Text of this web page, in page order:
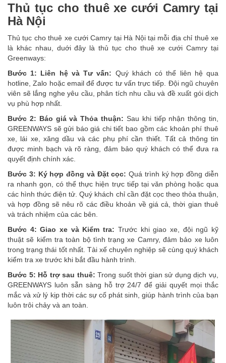
Thủ tục cho thuê xe cưới Camry tại
Hà Nội
Thủ tục cho thuê xe cưới Camry tại Hà Nội tại mỗi địa chỉ thuê xe
là khác nhau, duới đây là thủ tục cho thuê xe cưới Camry tại
Greenways:
Bước 1: Liên hệ và Tư vấn: Quý khách có thể liên hệ qua
hotline, Zalo hoặc email để được tư vấn trực tiếp. Đội ngũ chuyên
viên sẽ lắng nghe yêu cầu, phân tích nhu cầu và đề xuất gói dịch
vụ phù hợp nhất.
Bước 2: Báo giá và Thỏa thuận: Sau khi tiếp nhận thông tin,
GREENWAYS sẽ gửi báo giá chi tiết bao gồm các khoản phí thuê
xe, lái xe, xăng dầu và các phụ phí cần thiết. Tất cả thông tin
được minh bạch và rõ ràng, đảm bảo quý khách có thể đưa ra
quyết định chính xác.
Bước 3: Ký hợp đồng và Đặt cọc:Quá trình ký hợp đồng diễn
ra nhanh gọn, có thể thực hiện trực tiếp tại văn phòng hoặc qua
các hình thức điện tử. Quý khách chỉ cần đặt cọc theo thỏa thuận,
và hợp đồng sẽ nêu rõ các điều khoản về giá cả, thời gian thuê
và trách nhiệm của các bên.
Bước 4: Giao xe và Kiểm tra: Trước khi giao xe, đội ngũ kỹ
thuật sẽ kiểm tra toàn bộ tình trạng xe Camry, đảm bảo xe luôn
trong trạng thái tốt nhất. Tài xế chuyên nghiệp sẽ cùng quý khách
kiểm tra xe trước khi bắt đầu hành trình.
Bước 5: Hỗ trợ sau thuê:Trong suốt thời gian sử dụng dịch vụ,
GREENWAYS luôn sẵn sàng hỗ trợ 24/7 để giải quyết mọi thắc
mắc và xử lý kịp thời các sự cố phát sinh, giúp hành trình của bạn
luôn trôi chảy và an toàn.